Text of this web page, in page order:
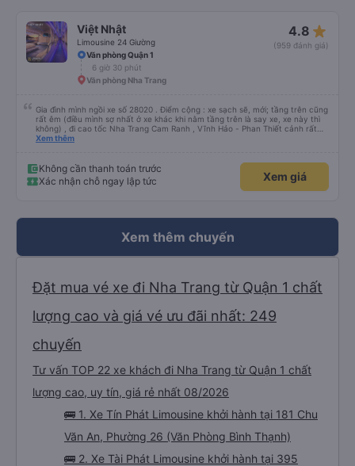
Việt Nhật
Limousine 24 Giường
4.8 star_rate
(959 đánh giá)
Văn phòng Quận 1
6 giờ 30 phút
Văn phòng Nha Trang
Gia đình mình ngồi xe số 28020 . Điểm cộng : xe sạch sẽ, mới; tầng trên cũng
rất êm (điều mình sợ nhất ở xe khác khi nằm tầng trên là say xe, xe này thì
không) , đi cao tốc Nha Trang Cam Ranh , Vĩnh Hảo - Phan Thiết cảnh rất
đẹp. Điểm trừ : dừng đậu rước khách và lên hàng lâu 1 chút. Dịp lễ mấy hãng
Xem thêm
Không cần thanh toán trước
Xác nhận chỗ ngay lập tức
Xem giá
Xem thêm chuyến
Đặt mua vé xe đi Nha Trang từ Quận 1 chất
lượng cao và giá vé ưu đãi nhất: 249
chuyến
Tư vấn TOP 22 xe khách đi Nha Trang từ Quận 1 chất
lượng cao, uy tín, giá rẻ nhất 08/2026
🚌 1. Xe Tín Phát Limousine khởi hành tại 181 Chu
Văn An, Phường 26 (Văn Phòng Bình Thạnh)
🚌 2. Xe Tài Phát Limousine khởi hành tại 395